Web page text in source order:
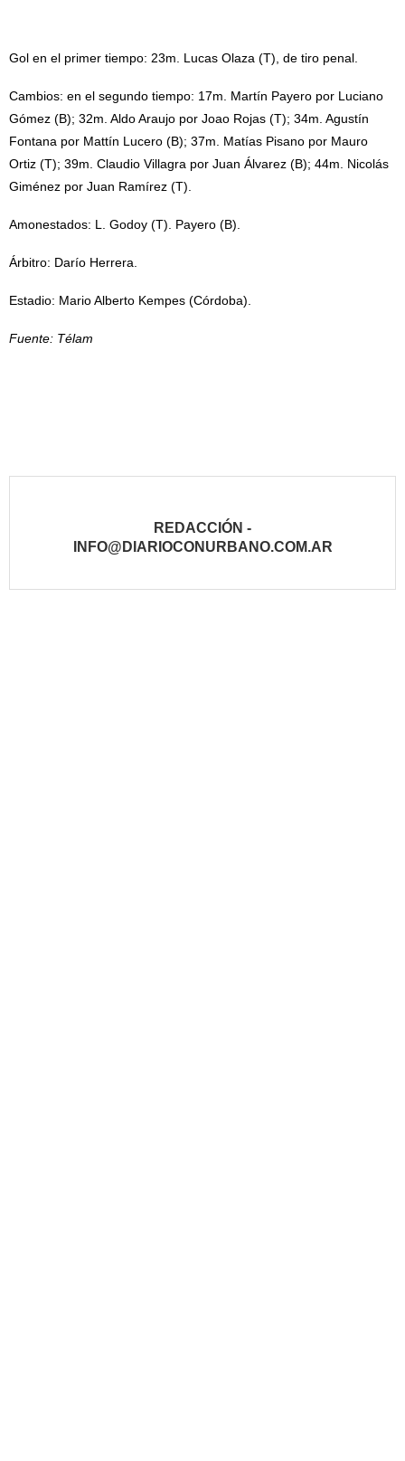
Gol en el primer tiempo: 23m. Lucas Olaza (T), de tiro penal.
Cambios: en el segundo tiempo: 17m. Martín Payero por Luciano
Gómez (B); 32m. Aldo Araujo por Joao Rojas (T); 34m. Agustín
Fontana por Mattín Lucero (B); 37m. Matías Pisano por Mauro
Ortiz (T); 39m. Claudio Villagra por Juan Álvarez (B); 44m. Nicolás
Giménez por Juan Ramírez (T).
Amonestados: L. Godoy (T). Payero (B).
Árbitro: Darío Herrera.
Estadio: Mario Alberto Kempes (Córdoba).
Fuente: Télam
REDACCIÓN -
INFO@DIARIOCONURBANO.COM.AR